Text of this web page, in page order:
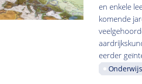
en enkele
komende
eerder
Onderwijs